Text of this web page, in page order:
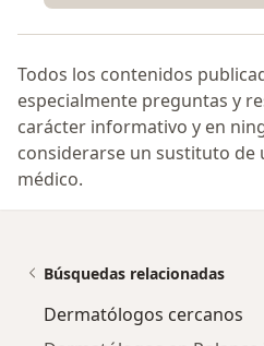
Todos los contenidos
especialmente preguntas y
carácter informativo y en
considerarse un sustituto de
médico.
Búsquedas relacionadas
Dermatólogos cercanos